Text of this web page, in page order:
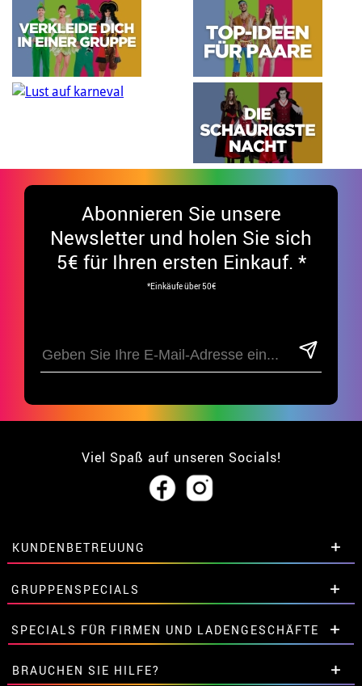
Abonnieren Sie unsere
Newsletter und holen Sie sich
5€ für Ihren ersten Einkauf. *
*Einkäufe über 50€
Viel Spaß auf unseren Socials!
KUNDENBETREUUNG
• Über uns
• Verkaufskonditionen
• Rechtlicher HinweisundDatenschutz
• Kundendienst
• Cookie-Verwendung
GRUPPENSPECIALS
Extrarabatte für Gruppen.
Kontaktieren Sie uns hier.
SPECIALS FÜR FIRMEN UND LADENGESCHÄFTE
Extrarabatte für Gruppen.
BRAUCHEN SIE HILFE?